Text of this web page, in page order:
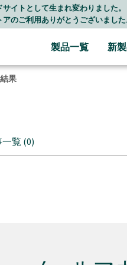
イトとして生まれ変わりました。
のご利用ありがとうございました
製品一覧 新
果
覧 (0)